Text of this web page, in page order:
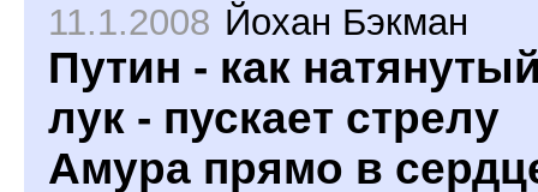
11.1.2008 Йохан Бэкман
Путин - как
лук - пускает стрелу
Амура прямо в